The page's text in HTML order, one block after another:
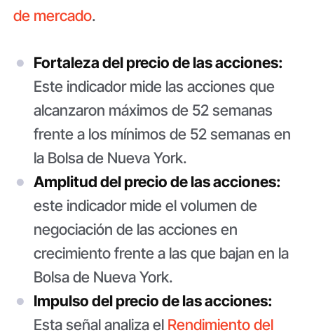
de mercado.
Fortaleza del precio de las acciones:
Este indicador mide las acciones que
alcanzaron máximos de 52 semanas
frente a los mínimos de 52 semanas en
la Bolsa de Nueva York.
Amplitud del precio de las acciones:
este indicador mide el volumen de
negociación de las acciones en
crecimiento frente a las que bajan en la
Bolsa de Nueva York.
Impulso del precio de las acciones:
Esta señal analiza el Rendimiento del